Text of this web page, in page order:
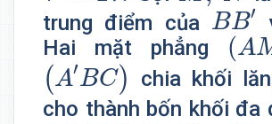
trung điểm của BB′
BB′
Hai mặt phẳng (A
(A
(A′BC)
(A′BC)
chia khối
cho thành bốn khối đa